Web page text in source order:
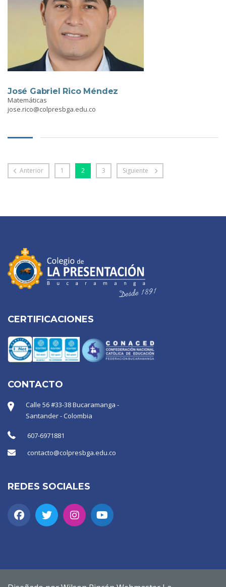
José Gabriel Rico Méndez
Matemáticas
jose.rico@colpresbga.edu.co
Anterior 1 2 3 Siguiente
CERTIFICACIONES
CONTACTO
Calle 56 #33-38 Bucaramanga -
Santander - Colombia
607-6971881
contacto@colpresbga.edu.co
REDES SOCIALES